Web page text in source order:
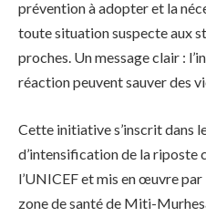
prévention à adopter et la
toute situation suspecte aux
proches. Un message clair :
réaction peuvent sauver des
Cette initiative s’inscrit dans
d’intensification de la riposte
l’UNICEF et mis en œuvre
zone de santé de Miti-